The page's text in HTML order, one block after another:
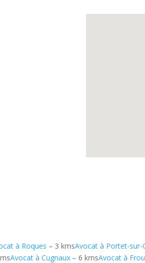
à Roques – 3 kmsAvocat à Portet-sur-
Avocat à Cugnaux – 6 kmsAvocat à